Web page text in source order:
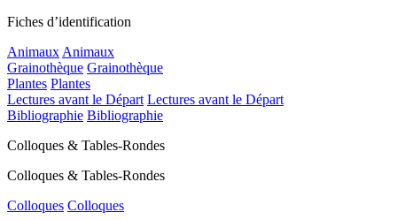
Fiches d’identification
Animaux Animaux
Grainothèque Grainothèque
Plantes Plantes
Lectures avant le Départ Lectures avant le Départ
Bibliographie Bibliographie
Colloques & Tables-Rondes
Colloques & Tables-Rondes
Colloques Colloques